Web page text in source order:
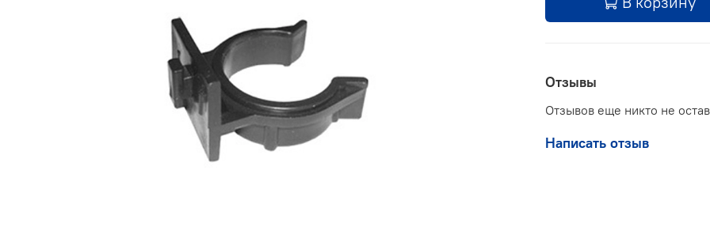
Отзывы
Отзывов еще никто не
Написать отзыв